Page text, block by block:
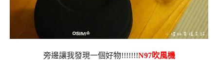
旁邊讓我發現一個好物!!!!!!!N97吹風機